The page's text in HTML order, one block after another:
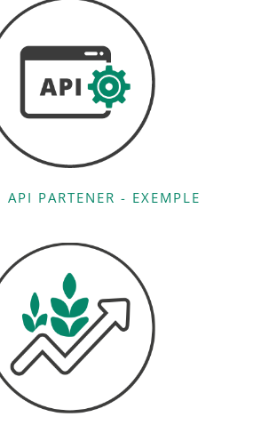
API PARTENER - EXEMPLE